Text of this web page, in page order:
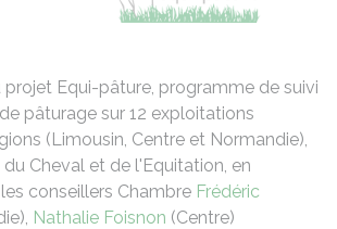
projet Equi-pâture, programme de suivi
pâturage sur 12 exploitations
(Limousin, Centre et Normandie),
Cheval et de l'Equitation, en
conseillers Chambre Frédéric
Nathalie Foisnon (Centre)